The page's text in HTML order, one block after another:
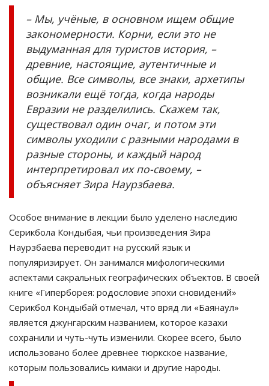
– Мы, учёные, в основном ищем общие
закономерности. Корни, если это не
выдуманная для туристов история, –
древние, настоящие, аутентичные и
общие. Все символы, все знаки, архетипы
возникали ещё тогда, когда народы
Евразии не разделились. Скажем так,
существовал один очаг, и потом эти
символы уходили с разными народами в
разные стороны, и каждый народ
интерпретировал их по-своему, –
объясняет Зира Наурзбаева.
Особое внимание в лекции было уделено наследию
Серикбола Кондыбая, чьи произведения Зира
Наурзбаева переводит на русский язык и
популяризирует. Он занимался мифологическими
аспектами сакральных географических объектов. В своей
книге «Гиперборея: родословие эпохи сновидений»
Серикбол Кондыбай отмечал, что вряд ли «Баянаул»
является джунгарским названием, которое казахи
сохранили и чуть-чуть изменили. Скорее всего, было
использовано более древнее тюркское название,
которым пользовались кимаки и другие народы.